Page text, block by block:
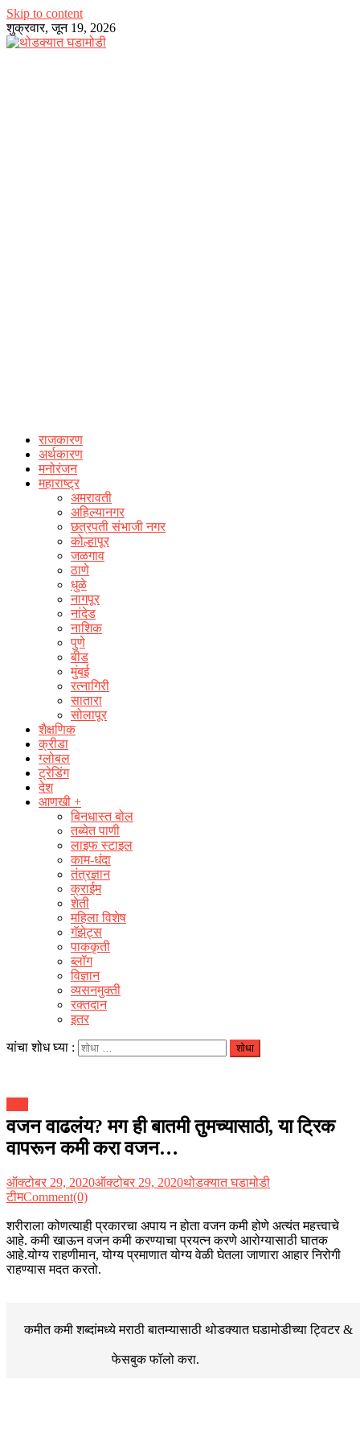
Skip to content
शुक्रवार, जून 19, 2026
राजकारण
अर्थकारण
मनोरंजन
महाराष्ट्र
अमरावती
अहिल्यानगर
छत्रपती संभाजी नगर
कोल्हापूर
जळगाव
ठाणे
धुळे
नागपूर
नांदेड
नाशिक
पुणे
बीड
मुंबई
रत्नागिरी
सातारा
सोलापूर
शैक्षणिक
क्रीडा
ग्लोबल
ट्रेडिंग
देश
आणखी +
बिनधास्त बोल
तब्येत पाणी
लाइफ स्टाइल
काम-धंदा
तंत्रज्ञान
क्राईम
शेती
महिला विशेष
गॅझेट्स
पाककृती
ब्लॉग
विज्ञान
व्यसनमुक्ती
रक्‍तदान
इतर
यांचा शोध घ्या :
वजन वाढलंय? मग ही बातमी तुमच्यासाठी, या ट्रिक
वापरून कमी करा वजन…
ऑक्टोबर 29, 2020ऑक्टोबर 29, 2020थोडक्यात घडामोडी
टीमComment(0)
शरीराला कोणत्याही प्रकारचा अपाय न होता वजन कमी होणे अत्यंत महत्त्वाचे
आहे. कमी खाऊन वजन कमी करण्याचा प्रयत्न करणे आरोग्यासाठी घातक
आहे.योग्य राहणीमान, योग्य प्रमाणात योग्य वेळी घेतला जाणारा आहार निरोगी
राहण्यास मदत करतो.
कमीत कमी शब्दांमध्ये मराठी बातम्यासाठी थोडक्यात घडामोडीच्याट्विटर &
फेसबुकफॉलो करा.